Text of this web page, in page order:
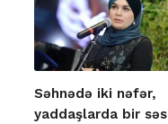
Səhnədə iki nəfər,
yaddaşlarda bir səs